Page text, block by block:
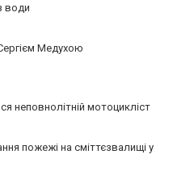
води
Медухою
неповнолітній мотоцикліст
пожежі на сміттєзвалищі у